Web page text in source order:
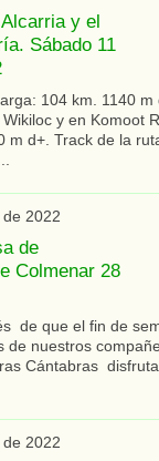
y el
Sábado 11
104 km. 1140 m
y en Komoot
m d+. Track de la
2022
de
Colmenar 28
de que el fin de
de nuestros
Cántabras
2022